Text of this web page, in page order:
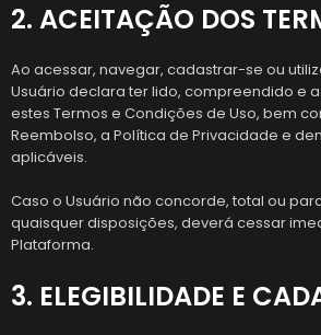
2. ACEITAÇÃO DOS
Ao acessar, navegar, cadastrar-se ou
Usuário declara ter lido, compreendido e
estes Termos e Condições de Uso, bem
Reembolso, a Política de Privacidade e
aplicáveis.
Caso o Usuário não concorde, total ou
quaisquer disposições, deverá cessar
Plataforma.
3. ELEGIBILIDADE E